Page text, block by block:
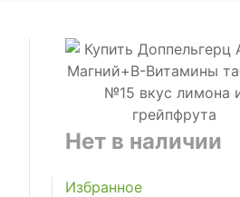
Нет в наличии
Избранное